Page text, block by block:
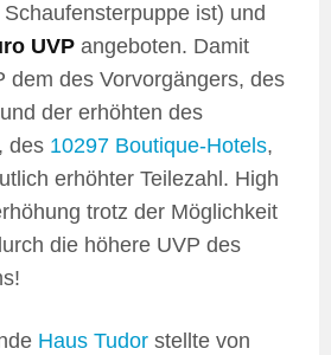
ist) und
UVP angeboten. Damit
dem des Vorvorgängers, des
der erhöhten des
des 10297 Boutique-Hotels,
erhöhter Teilezahl. High
trotz der Möglichkeit
die höhere UVP des
Haus Tudor stellte von